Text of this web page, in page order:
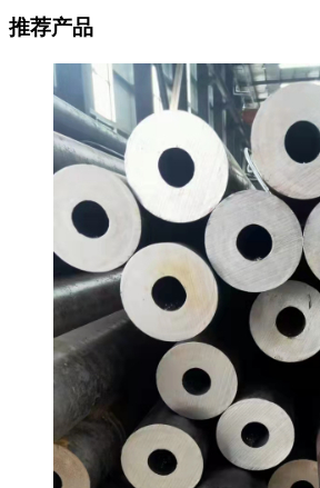
推荐产品